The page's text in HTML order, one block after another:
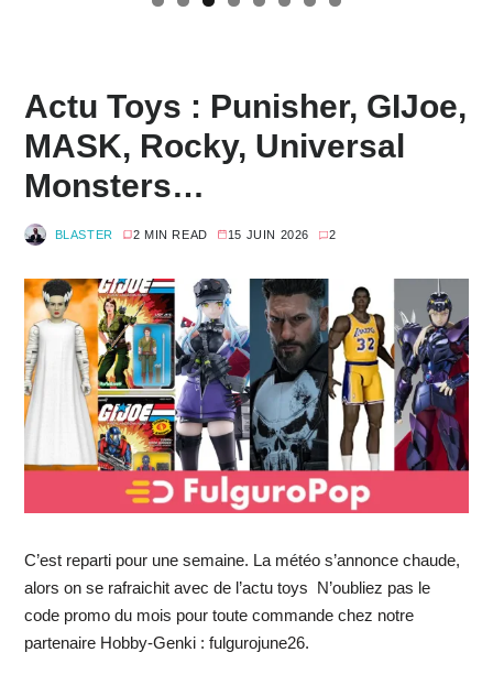
Actu Toys : Punisher, GIJoe,
MASK, Rocky, Universal
Monsters…
BLASTER 2 MIN READ 15 JUIN 2026 2
C’est reparti pour une semaine. La météo s’annonce chaude,
alors on se rafraichit avec de l’actu toys N’oubliez pas le
code promo du mois pour toute commande chez notre
partenaire Hobby-Genki : fulgurojune26.